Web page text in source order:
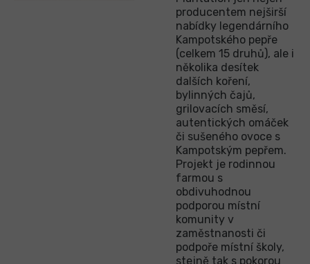
producentem nejširší
nabídky legendárního
Kampotského pepře
(celkem 15 druhů), ale i
několika desítek
dalších koření,
bylinných čajů,
grilovacích směsí,
autentických omáček
či sušeného ovoce s
Kampotským pepřem.
Projekt je rodinnou
farmou s
obdivuhodnou
podporou místní
komunity v
zaměstnanosti či
podpoře místní školy,
stejně tak s pokorou